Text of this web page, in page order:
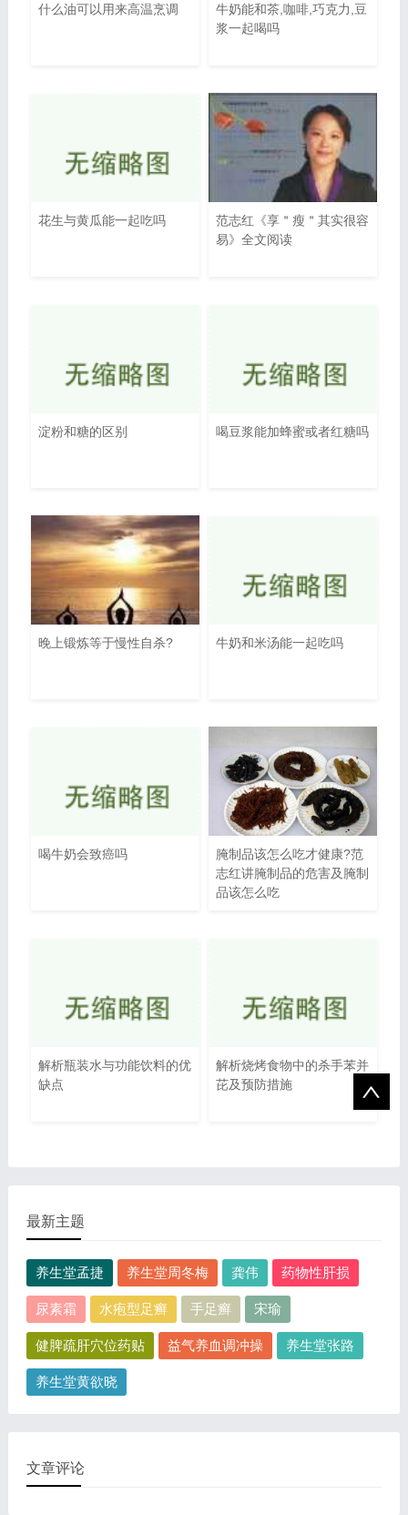
什么油可以用来高温烹调
牛奶能和茶,咖啡,巧克力,豆
浆一起喝吗
花生与黄瓜能一起吃吗
范志红《享＂瘦＂其实很容
易》全文阅读
淀粉和糖的区别 喝豆浆能加蜂蜜或者红糖吗
晚上锻炼等于慢性自杀? 牛奶和米汤能一起吃吗
喝牛奶会致癌吗
腌制品该怎么吃才健康?范
志红讲腌制品的危害及腌制
品该怎么吃
解析瓶装水与功能饮料的优
缺点
解析烧烤食物中的杀手苯并
芘及预防措施
最新主题
养生堂孟捷 养生堂周冬梅 龚伟 药物性肝损
尿素霜 水疱型足癣 手足癣 宋瑜
健脾疏肝穴位药贴 益气养血调冲操 养生堂张路
养生堂黄欲晓
文章评论